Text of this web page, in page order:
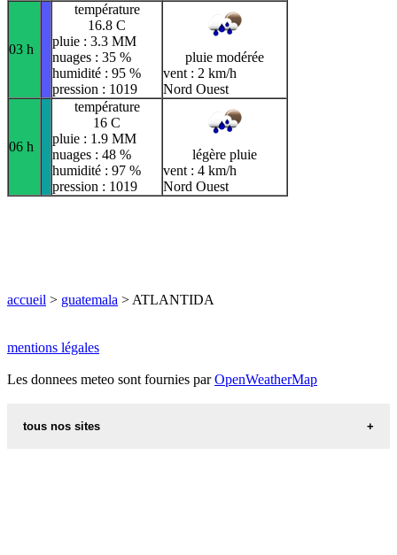
03 h
température
16.8 C
pluie : 3.3 MM
nuages : 35 %
humidité : 95 %
pression : 1019
pluie modérée
vent : 2 km/h
Nord Ouest
06 h
température
16 C
pluie : 1.9 MM
nuages : 48 %
humidité : 97 %
pression : 1019
légère pluie
vent : 4 km/h
Nord Ouest
accueil > guatemala > ATLANTIDA
mentions légales
Les donnees meteo sont fournies parOpenWeatherMap
tous nos sites